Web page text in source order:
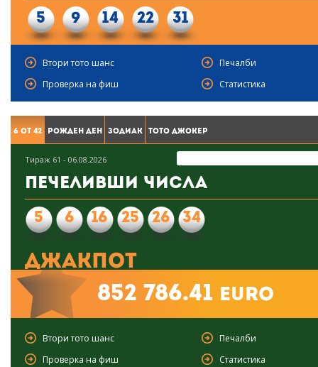
5 9 14 22 31
Втори тото шанс
Печалби
Проверка на фиш
Статистика
6 от 42 Рожден ден Зодиак Тото Джокер
Тираж 61 - 06.08.2026
Печеливши числа
5 6 16 25 26 34
Джакпот
852 786.41 euro
Втори тото шанс
Печалби
Проверка на фиш
Статистика